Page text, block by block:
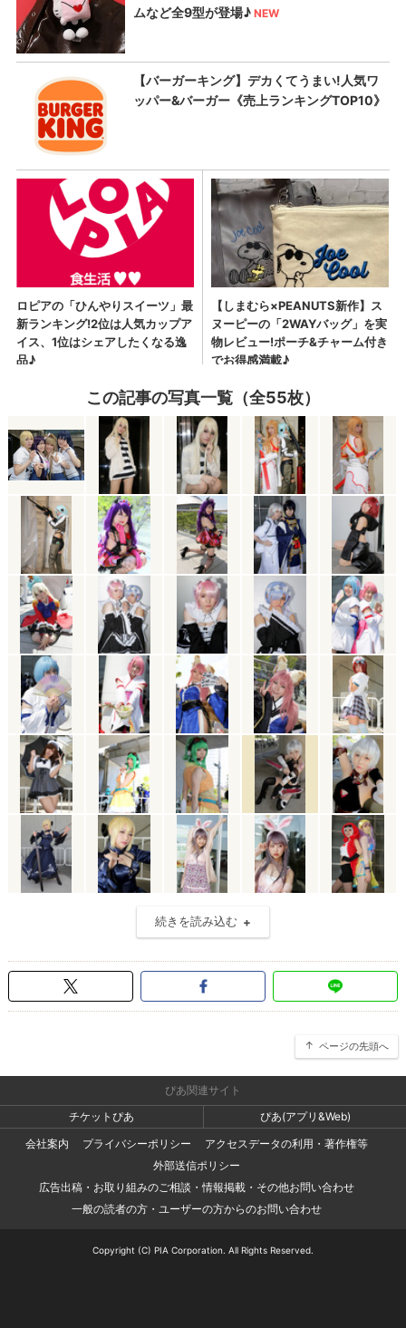
この記事の写真一覧（全55枚）
続きを読み込む
ページの先頭へ
ぴあ関連サイト
チケットぴあ
ぴあ(アプリ&Web)
会社案内
プライバシーポリシー
アクセスデータの利用・著作権等
外部送信ポリシー
広告出稿・お取り組みのご相談・情報掲載・その他お問い合わせ
一般の読者の方・ユーザーの方からのお問い合わせ
Copyright (C) PIA Corporation. All Rights Reserved.